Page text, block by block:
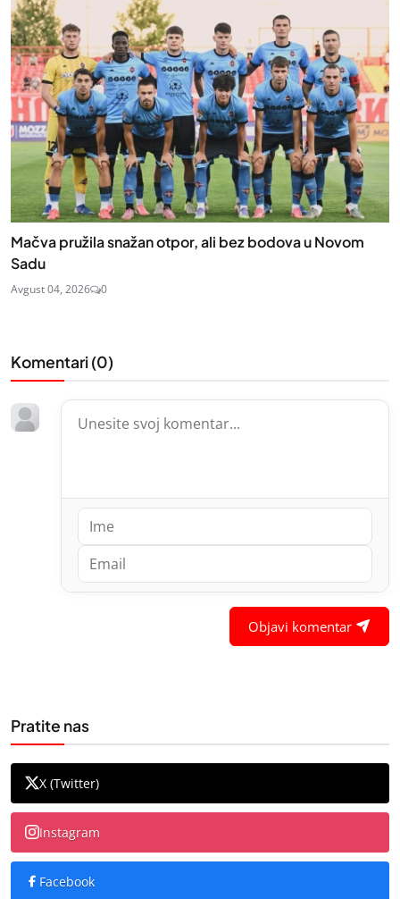
Mačva pružila snažan otpor, ali bez bodova u Novom
Sadu
Avgust 04, 2026 0
Komentari (0)
Objavi komentar
Pratite nas
X (Twitter)
Instagram
Facebook